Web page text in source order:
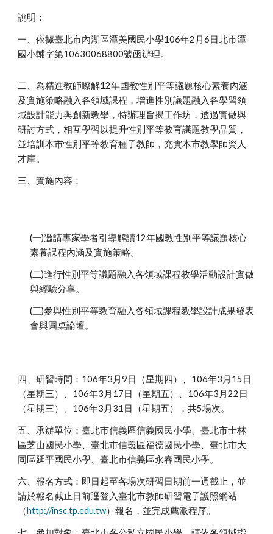
說明：
一、依據臺北市內湖區潭美國民小學106年2月6日北市潭
國小輔字第10630068800號函辦理。
二、為精進教師瞭解12年國教性別平等議題核心素養內涵
及實施策略融入各領域課程，增進性別議題融入各學習領
域設計能力與創新教學，特辦理旨揭工作坊，透過實做與
研討方式，相互學習以提升性別平等教育議題教學品質，
並培訓本市性別平等教育種子教師，充實本市教學師資人
才庫。
三、實施內容：
(一)邀請專家學者引導解讀12年國教性別平等議題核心
素養課程內涵及實施策略。
(二)進行性別平等議題融入各領域課程教學活動設計實做
與經驗分享。
(三)參與性別平等教育融入各領域課程教學設計成果發表
會與圓桌論壇。
四、研習時間：106年3月9日（星期四）、106年3月15日
（星期三）、106年3月17日（星期五）、106年3月22日
（星期三）、106年3月31日（星期五），共5場次。
五、承辦單位：臺北市信義區信義國民小學、臺北市士林
區芝山國民小學、臺北市信義區福德國民小學、臺北市大
同區延平國民小學、臺北市信義區永春國民小學。
六、報名方式：即日起至各場次研習日期前一週截止，並
請於報名截止日前逕登入臺北市教師研習電子護照網站
（http://insc.tp.edu.tw）報名，並完成薦派程序。